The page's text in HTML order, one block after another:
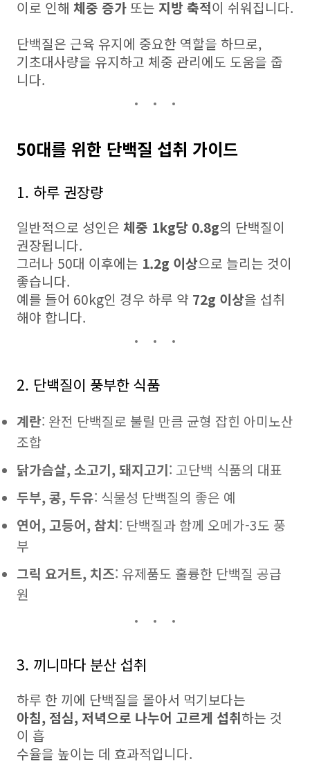
이로 인해 체중 증가 또는 지방 축적이 쉬워집니다.
단백질은 근육 유지에 중요한 역할을 하므로,
기초대사량을 유지하고 체중 관리에도 도움을 줍
니다.
50대를 위한 단백질 섭취 가이드
1. 하루 권장량
일반적으로 성인은 체중 1kg당 0.8g의 단백질이
권장됩니다.
그러나 50대 이후에는 1.2g 이상으로 늘리는 것이
좋습니다.
예를 들어 60kg인 경우 하루 약 72g 이상을 섭취
해야 합니다.
2. 단백질이 풍부한 식품
계란: 완전 단백질로 불릴 만큼 균형 잡힌 아미노산
조합
닭가슴살, 소고기, 돼지고기: 고단백 식품의 대표
두부, 콩, 두유: 식물성 단백질의 좋은 예
연어, 고등어, 참치: 단백질과 함께 오메가-3도 풍
부
그릭 요거트, 치즈: 유제품도 훌륭한 단백질 공급
원
3. 끼니마다 분산 섭취
하루 한 끼에 단백질을 몰아서 먹기보다는
아침, 점심, 저녁으로 나누어 고르게 섭취하는 것
이 흡
수율을 높이는 데 효과적입니다.